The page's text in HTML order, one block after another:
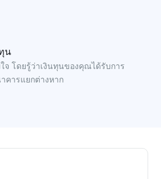
น
จ โดยรู้ว่าเงินทุนของคุณได้รับการ
คารแยกต่างหาก